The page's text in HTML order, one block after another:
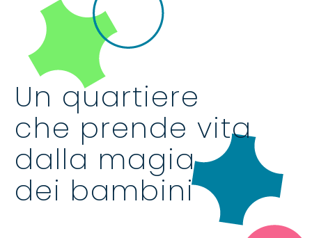
Un quartiere
che prende vita
dalla magia
dei bambini